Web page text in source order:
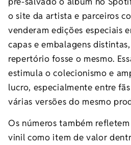
o site da artista e parceiros
venderam edições especiais
capas e embalagens
repertório fosse o mesmo.
estimula o colecionismo e
lucro, especialmente entre
várias versões do mesmo
Os números também
vinil como item de valor